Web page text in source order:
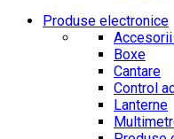
Produse electronice
Boxe
Cantare
Control
Lanterne